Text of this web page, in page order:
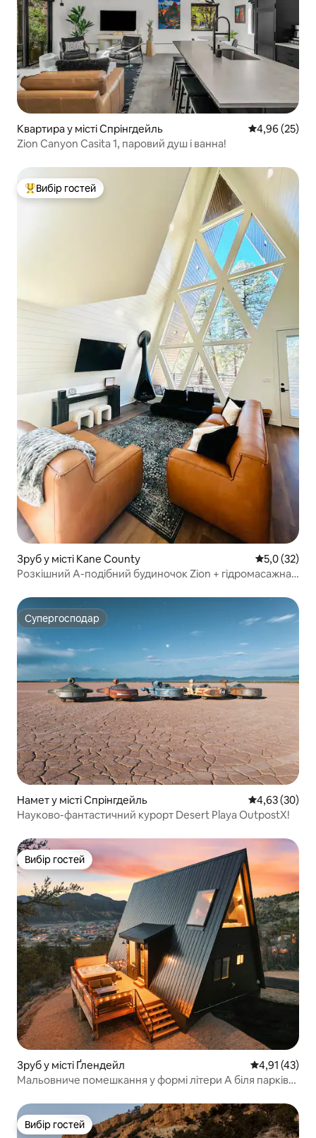
Квартира у місті Спрінгдейль Середня
4,96 (25)
Zion Canyon Casita 1, паровий душ і ванна!
Топ вибір гостей
Вибір гостей
Зруб у місті Kane County Середня
5,0 (32)
Розкішний A-подібний будиночок Zion + гідромасажна
Супергосподар
Супергосподар
Намет у місті Спрінгдейль Середня
4,63 (30)
Науково-фантастичний курорт Desert Playa OutpostX!
Вибір гостей
Вибір гостей
Зруб у місті Ґлендейл Середня
4,91 (43)
Мальовниче помешкання у формі літери А біля парків
Вибір гостей
Вибір гостей